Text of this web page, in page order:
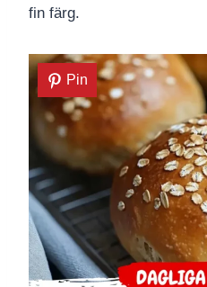
fin färg.
Pin